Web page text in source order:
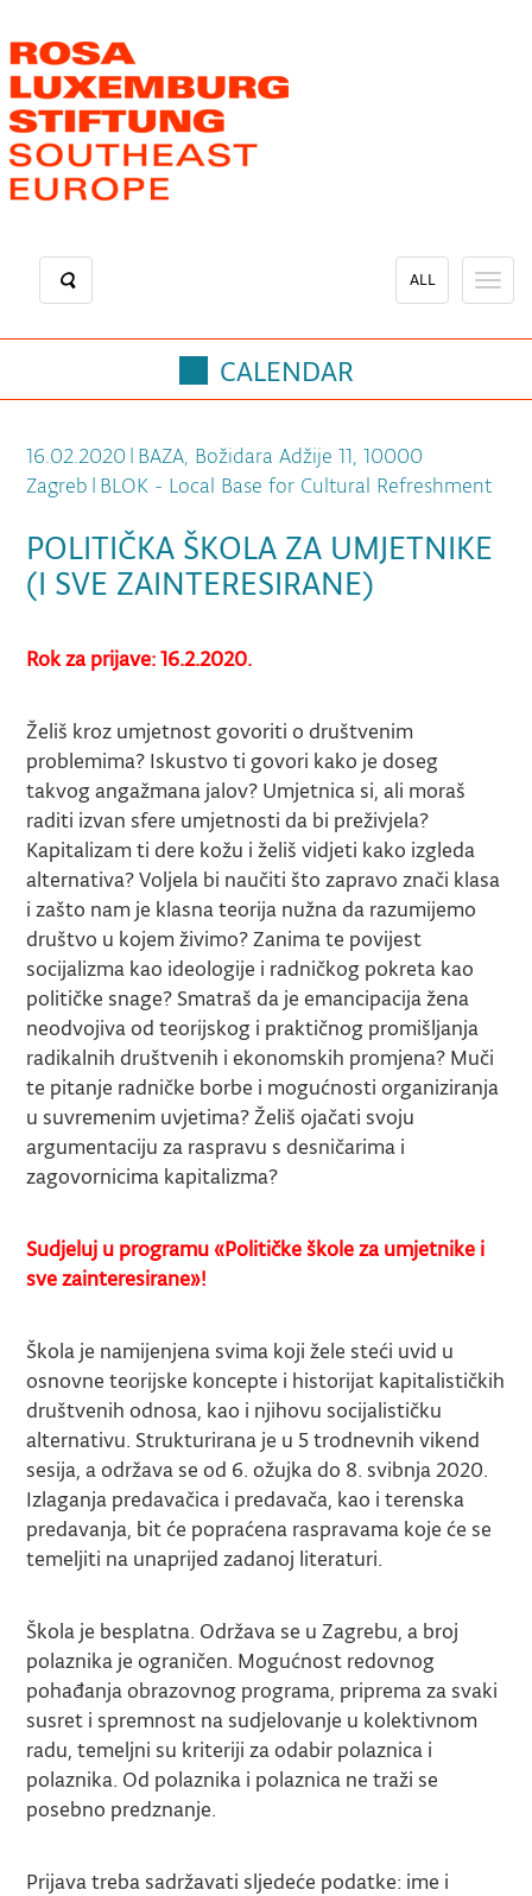
main
content
Toggle
ALL
CALENDAR
16.02.2020 | BAZA, Božidara Adžije 11, 10000
Zagreb | BLOK - Local Base for Cultural Refreshment
POLITIČKA ŠKOLA ZA UMJETNIKE
(I SVE ZAINTERESIRANE)
Rok za prijave: 16.2.2020.
Želiš kroz umjetnost govoriti o društvenim
problemima? Iskustvo ti govori kako je doseg
takvog angažmana jalov? Umjetnica si, ali moraš
raditi izvan sfere umjetnosti da bi preživjela?
Kapitalizam ti dere kožu i želiš vidjeti kako izgleda
alternativa? Voljela bi naučiti što zapravo znači klasa
i zašto nam je klasna teorija nužna da razumijemo
društvo u kojem živimo? Zanima te povijest
socijalizma kao ideologije i radničkog pokreta kao
političke snage? Smatraš da je emancipacija žena
neodvojiva od teorijskog i praktičnog promišljanja
radikalnih društvenih i ekonomskih promjena? Muči
te pitanje radničke borbe i mogućnosti organiziranja
u suvremenim uvjetima? Želiš ojačati svoju
argumentaciju za raspravu s desničarima i
zagovornicima kapitalizma?
Sudjeluj u programu «Političke škole za umjetnike i
sve zainteresirane»!
Škola je namijenjena svima koji žele steći uvid u
osnovne teorijske koncepte i historijat kapitalističkih
društvenih odnosa, kao i njihovu socijalističku
alternativu. Strukturirana je u 5 trodnevnih vikend
sesija, a održava se od 6. ožujka do 8. svibnja 2020.
Izlaganja predavačica i predavača, kao i terenska
predavanja, bit će popraćena raspravama koje će se
temeljiti na unaprijed zadanoj literaturi.
Škola je besplatna. Održava se u Zagrebu, a broj
polaznika je ograničen. Mogućnost redovnog
pohađanja obrazovnog programa, priprema za svaki
susret i spremnost na sudjelovanje u kolektivnom
radu, temeljni su kriteriji za odabir polaznica i
polaznika. Od polaznika i polaznica ne traži se
posebno predznanje.
Prijava treba sadržavati sljedeće podatke: ime i